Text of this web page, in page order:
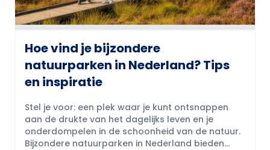
Hoe vind je bijzondere
natuurparken in Nederland? Tips
en inspiratie
Stel je voor: een plek waar je kunt ontsnappen
aan de drukte van het dagelijks leven en je
onderdompelen in de schoonheid van de natuur.
Bijzondere natuurparken in Nederland bieden...